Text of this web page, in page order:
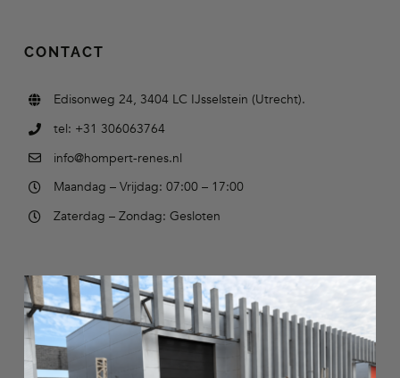
CONTACT
Edisonweg 24, 3404 LC IJsselstein (Utrecht).
tel: +31 306063764
info@hompert-renes.nl
Maandag – Vrijdag: 07:00 – 17:00
Zaterdag – Zondag: Gesloten